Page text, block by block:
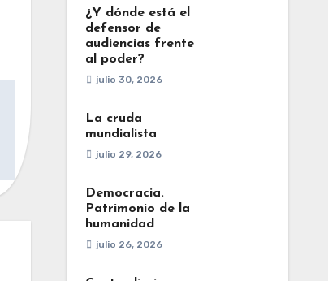
¿Y dónde está el
defensor de
audiencias frente
al poder?
julio 30, 2026
La cruda
mundialista
julio 29, 2026
Democracia.
Patrimonio de la
humanidad
julio 26, 2026